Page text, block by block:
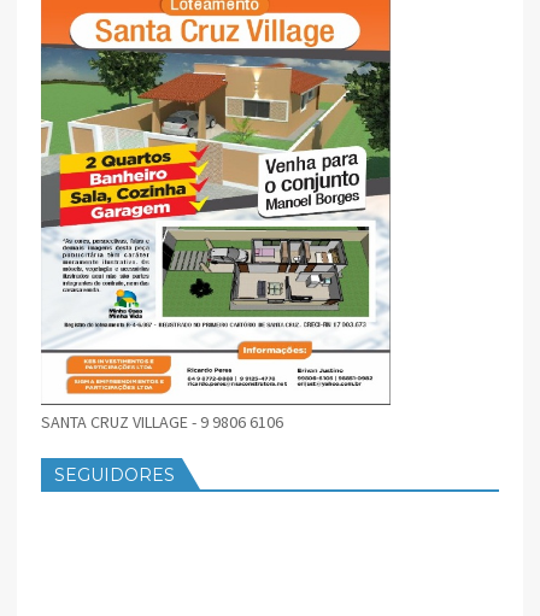
SANTA CRUZ VILLAGE - 9 9806 6106
SEGUIDORES